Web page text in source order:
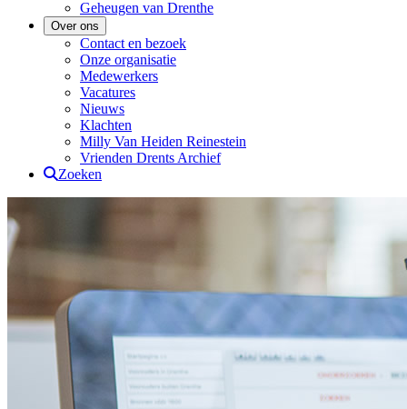
Geheugen van Drenthe
Over ons
Contact en bezoek
Onze organisatie
Medewerkers
Vacatures
Nieuws
Klachten
Milly Van Heiden Reinestein
Vrienden Drents Archief
Zoeken
Drents Archief